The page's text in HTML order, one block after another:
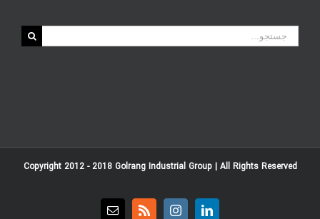
جستجو
برای:
Copyright 2012 - 2018 Golrang Industrial Group| All Rights Reserved
LinkedIn
Instagram
Rss
Email